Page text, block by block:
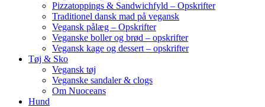
Pizzatoppings & Sandwichfyld – Opskrifter
Traditionel dansk mad på vegansk
Vegansk pålæg – Opskrifter
Veganske boller og brød – opskrifter
Vegansk kage og dessert – opskrifter
Tøj & Sko
Vegansk tøj
Veganske sandaler & clogs
Om Nuoceans
Hund